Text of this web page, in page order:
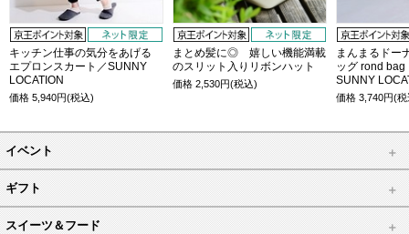
キッチン仕事の気分をあげる
エプロンスカート／SUNNY
LOCATION
価格 5,940円(税込)
まとめ髪に◎ 嬉しい機能満載
のスリット入りリボンハット
価格2,530円(税込)
まんまるドー
ッグ rond bag
SUNNY
価格3,740円(
イベント
ギフト
スイーツ＆フード